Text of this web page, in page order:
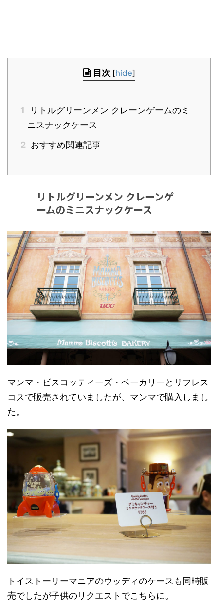
目次 [hide]
1
リトルグリーンメン クレーンゲームのミ
ニスナックケース
2 おすすめ関連記事
リトルグリーンメン クレーンゲ
ームのミニスナックケース
マンマ・ビスコッティーズ・ベーカリーとリフレス
コスで販売されていましたが、マンマで購入しまし
た。
トイストーリーマニアのウッディのケースも同時販
売でしたが子供のリクエストでこちらに。